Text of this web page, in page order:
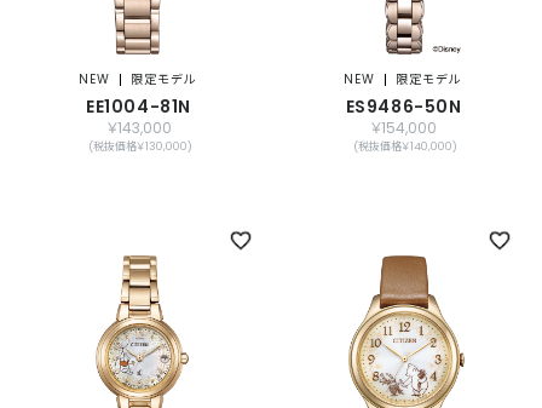
限定モデル
NEW
EE1004-81N
￥143,000
(税抜価格￥130,000)
限定モデル
NEW
ES9486-50N
￥154,000
(税抜価格￥140,000)